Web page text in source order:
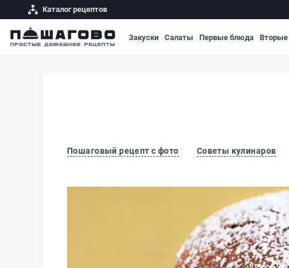
Каталог рецептов
Закуски Салаты Первые блюда
Пошаговый рецепт с фото Советы кулинаров